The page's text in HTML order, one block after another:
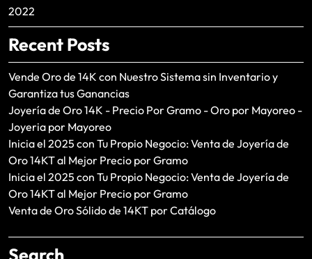
2022
Recent Posts
Vende Oro de 14K con Nuestro Sistema sin Inventario y
Garantiza tus Ganancias
Joyería de Oro 14K - Precio Por Gramo - Oro por Mayoreo -
Joyeria por Mayoreo
Inicia el 2025 con Tu Propio Negocio: Venta de Joyería de
Oro 14KT al Mejor Precio por Gramo
Inicia el 2025 con Tu Propio Negocio: Venta de Joyería de
Oro 14KT al Mejor Precio por Gramo
Venta de Oro Sólido de 14KT por Catálogo
Search